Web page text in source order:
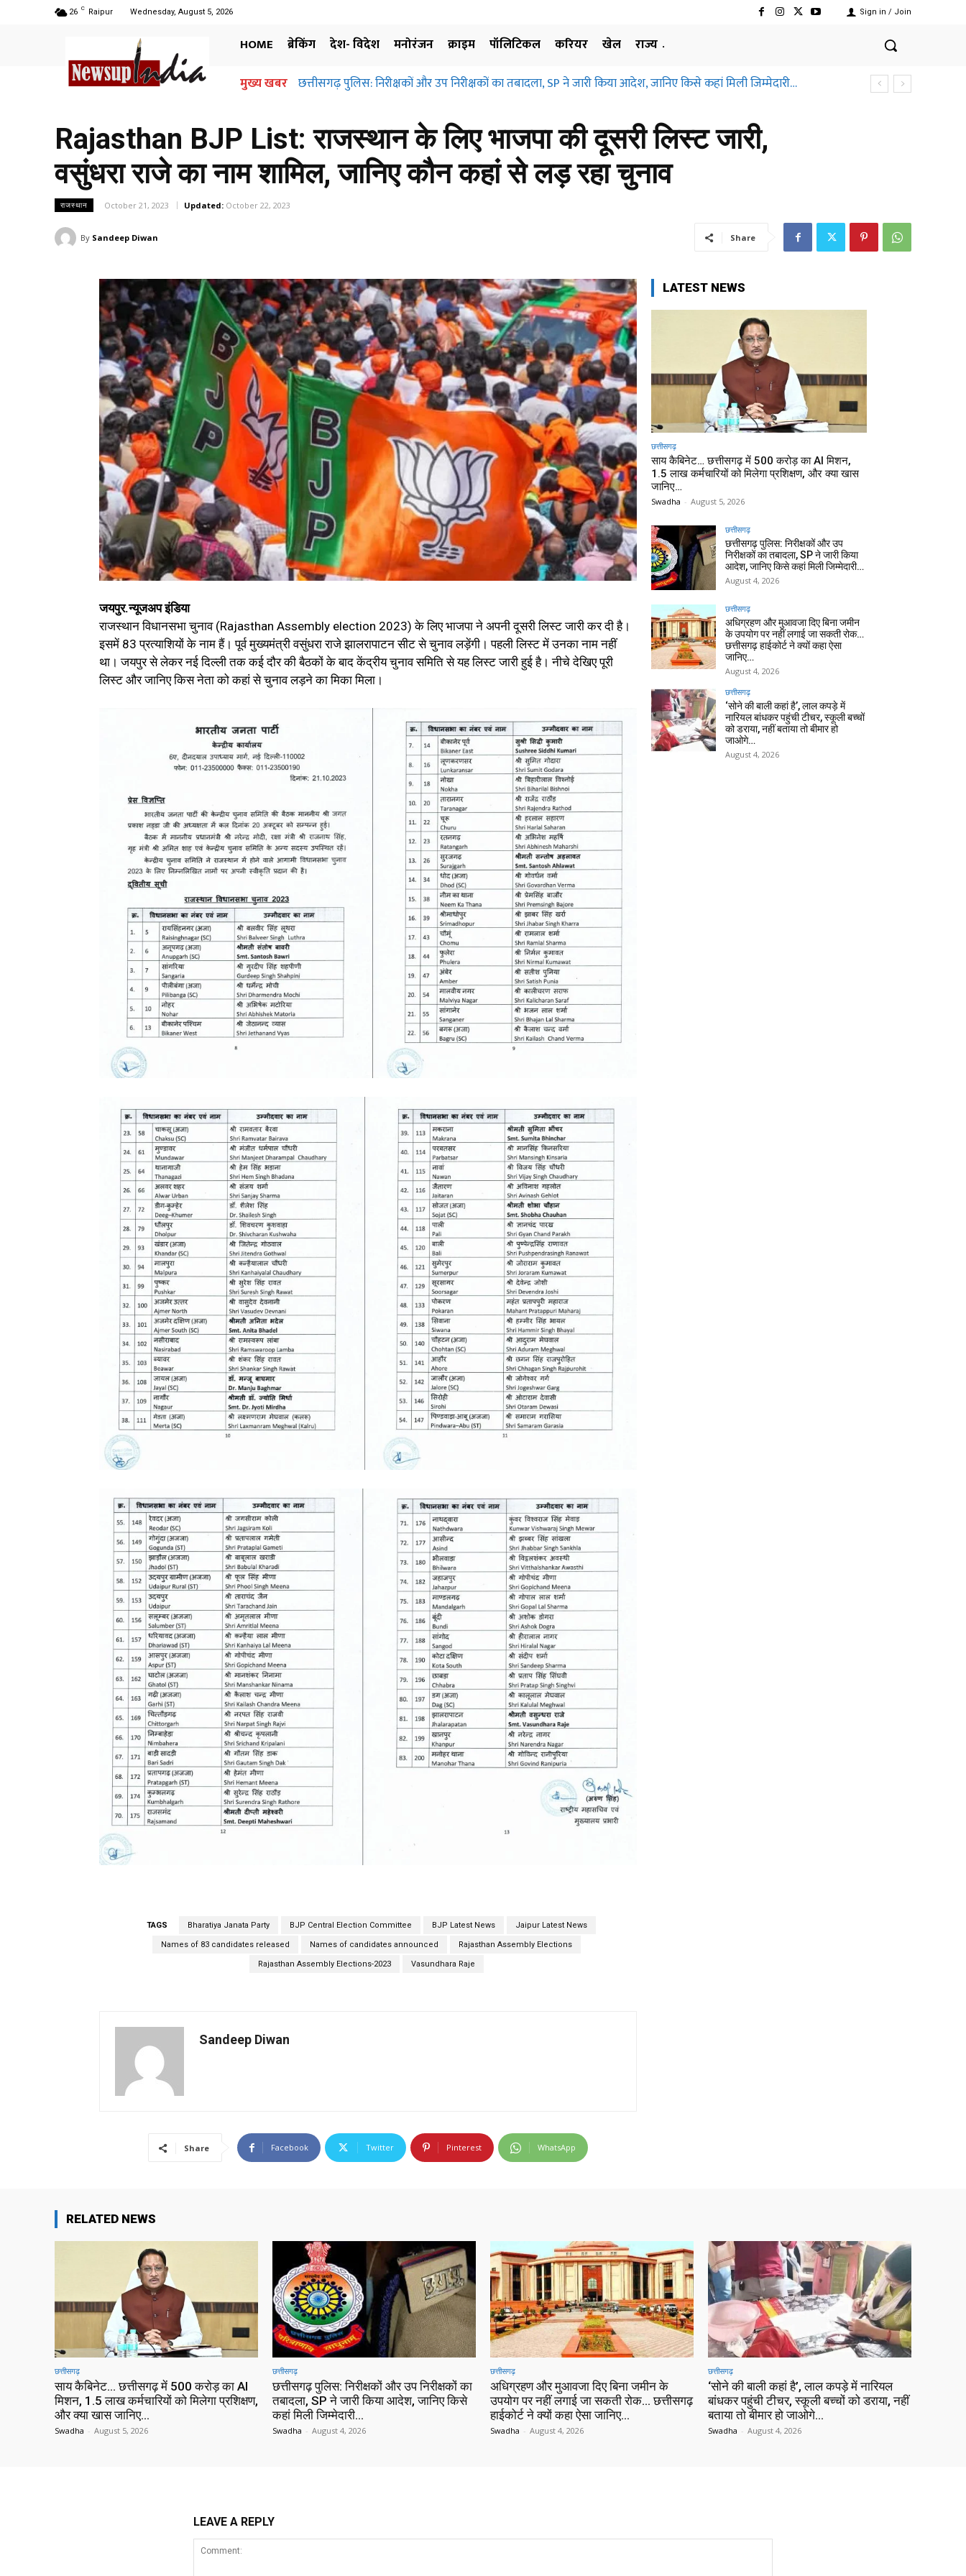
26 C Raipur Wednesday, August 5, 2026 Sign in / Join
HOME ब्रेकिंग देश- विदेश मनोरंजन क्राइम पॉलिटिकल करियर खेल
राज्य
मुख्य खबर छत्तीसगढ़ पुलिस: निरीक्षकों और उप निरीक्षकों का तबादला, SP ने जारी किया आदेश, जानिए किसे कहां मिली जिम्मेदारी…
अधिग्रहण और मुआवजा दिए बिना जमीन के उपयोग पर नहीं लगाई जा सकती रोक… छत्तीसगढ़ हाईकोर्ट ने क्यों कहा ऐसा
Rajasthan BJP List: राजस्थान के लिए भाजपा की दूसरी लिस्ट जारी,
वसुंधरा राजे का नाम शामिल, जानिए कौन कहां से लड़ रहा चुनाव
राजस्थान October 21, 2023 Updated: October 22, 2023
By Sandeep Diwan Share
जयपुर.न्यूजअप इंडिया
राजस्थान विधानसभा चुनाव (Rajasthan Assembly election 2023) के लिए भाजपा ने अपनी दूसरी लिस्ट जारी कर दी है।
इसमें 83 प्रत्याशियों के नाम हैं। पूर्व मुख्यमंत्री वसुंधरा राजे झालरापाटन सीट से चुनाव लड़ेंगी। पहली लिस्ट में उनका नाम नहीं
था। जयपुर से लेकर नई दिल्ली तक कई दौर की बैठकों के बाद केंद्रीय चुनाव समिति से यह लिस्ट जारी हुई है। नीचे देखिए पूरी
लिस्ट और जानिए किस नेता को कहां से चुनाव लड़ने का मिका मिला।
TAGS Bharatiya Janata Party BJP Central Election Committee BJP Latest News Jaipur Latest News
Names of 83 candidates released Names of candidates announced Rajasthan Assembly Elections
Rajasthan Assembly Elections-2023 Vasundhara Raje
Sandeep Diwan
Share Facebook Twitter Pinterest WhatsApp
LATEST NEWS
छत्तीसगढ़
साय कैबिनेट… छत्तीसगढ़ में 500 करोड़ का AI मिशन,
1.5 लाख कर्मचारियों को मिलेगा प्रशिक्षण, और क्या खास
जानिए…
Swadha - August 5, 2026
छत्तीसगढ़
छत्तीसगढ़ पुलिस: निरीक्षकों और उप
निरीक्षकों का तबादला, SP ने जारी किया
आदेश, जानिए किसे कहां मिली जिम्मेदारी…
August 4, 2026
छत्तीसगढ़
अधिग्रहण और मुआवजा दिए बिना जमीन
के उपयोग पर नहीं लगाई जा सकती रोक…
छत्तीसगढ़ हाईकोर्ट ने क्यों कहा ऐसा
जानिए…
August 4, 2026
छत्तीसगढ़
‘सोने की बाली कहां है’, लाल कपड़े में
नारियल बांधकर पहुंची टीचर, स्कूली बच्चों
को डराया, नहीं बताया तो बीमार हो
जाओगे…
August 4, 2026
RELATED NEWS
छत्तीसगढ़
साय कैबिनेट… छत्तीसगढ़ में 500 करोड़ का AI
मिशन, 1.5 लाख कर्मचारियों को मिलेगा प्रशिक्षण,
और क्या खास जानिए…
Swadha - August 5, 2026
छत्तीसगढ़
छत्तीसगढ़ पुलिस: निरीक्षकों और उप निरीक्षकों का
तबादला, SP ने जारी किया आदेश, जानिए किसे
कहां मिली जिम्मेदारी…
Swadha - August 4, 2026
छत्तीसगढ़
अधिग्रहण और मुआवजा दिए बिना जमीन के
उपयोग पर नहीं लगाई जा सकती रोक… छत्तीसगढ़
हाईकोर्ट ने क्यों कहा ऐसा जानिए…
Swadha - August 4, 2026
छत्तीसगढ़
‘सोने की बाली कहां है’, लाल कपड़े में नारियल
बांधकर पहुंची टीचर, स्कूली बच्चों को डराया, नहीं
बताया तो बीमार हो जाओगे…
Swadha - August 4, 2026
LEAVE A REPLY